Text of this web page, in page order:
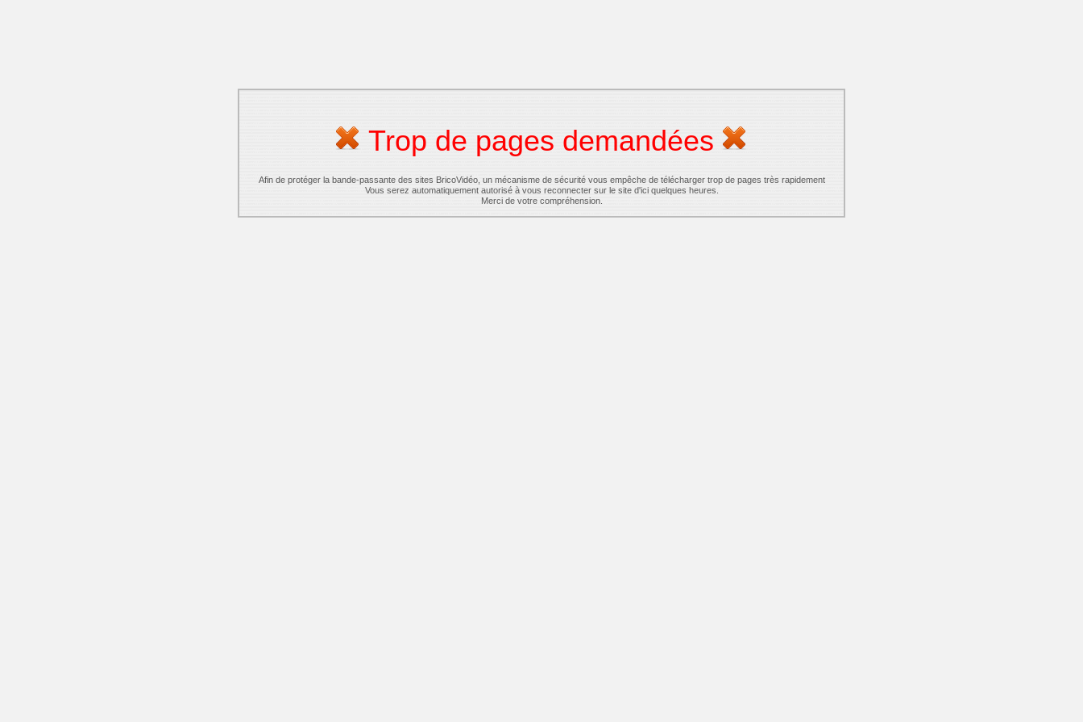
Trop de pages demandées
Afin de protéger la bande-passante des sites BricoVidéo, un mécanisme de sécurité vous empêche de télécharger trop de pages très rapidement
Vous serez automatiquement autorisé à vous reconnecter sur le site d'ici quelques heures.
Merci de votre compréhension.